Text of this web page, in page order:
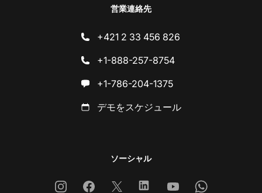
営業連絡先
+421 2 33 456 826
+1-888-257-8754
+1-786-204-1375
デモをスケジュール
ソーシャル
InstagramFacebook
X LinkedinYoutubeWhatsapp